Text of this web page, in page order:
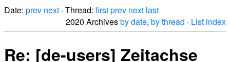
Date: prev next · Thread: firstprev next last
2020 Archivesby date, by thread · List index
Re: [de-users] Zeitachse